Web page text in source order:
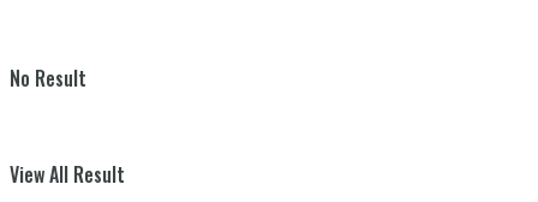
No Result
View All Result